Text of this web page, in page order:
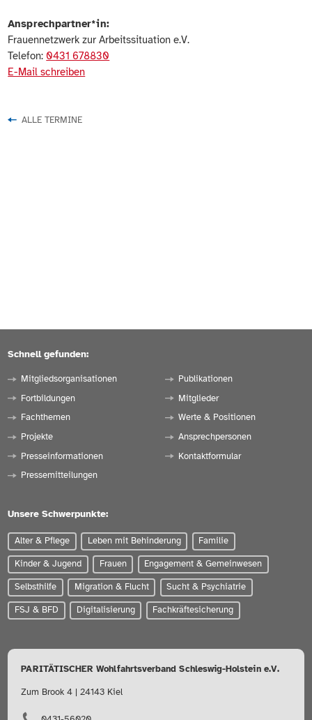
Ansprechpartner*in:
Frauennetzwerk zur Arbeitssituation e.V.
Telefon: 0431 678830
E-Mail schreiben
ALLE TERMINE
Schnell gefunden:
Mitgliedsorganisationen
Fortbildungen
Fachthemen
Projekte
Presseinformationen
Pressemitteilungen
Publikationen
Mitglieder
Werte & Positionen
Ansprechpersonen
Kontaktformular
Unsere Schwerpunkte:
Alter & Pflege Leben mit Behinderung Familie
Kinder & Jugend Frauen Engagement & Gemeinwesen
Selbsthilfe Migration & Flucht Sucht & Psychiatrie
FSJ & BFD Digitalisierung Fachkräftesicherung
PARITÄTISCHER Wohlfahrtsverband Schleswig-Holstein e.V.
Zum Brook 4 | 24143 Kiel